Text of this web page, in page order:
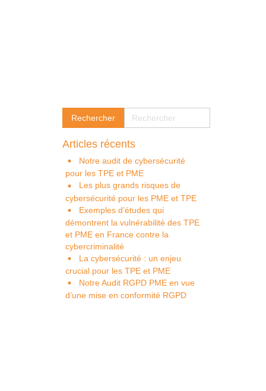
Articles récents
Notre audit de cybersécurité
pour les TPE et PME
Les plus grands risques de
cybersécurité pour les PME et TPE
Exemples d’études qui
démontrent la vulnérabilité des TPE
et PME en France contre la
cybercriminalité
La cybersécurité : un enjeu
crucial pour les TPE et PME
Notre Audit RGPD PME en vue
d’une mise en conformité RGPD